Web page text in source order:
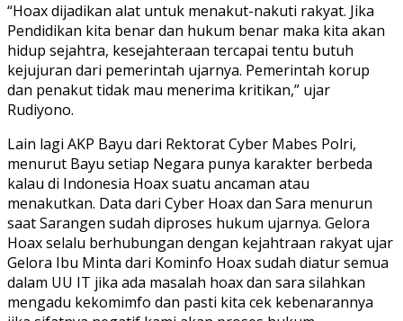
“Hoax dijadikan alat untuk menakut-nakuti rakyat. Jika
Pendidikan kita benar dan hukum benar maka kita akan
hidup sejahtra, kesejahteraan tercapai tentu butuh
kejujuran dari pemerintah ujarnya. Pemerintah korup
dan penakut tidak mau menerima kritikan,” ujar
Rudiyono.
Lain lagi AKP Bayu dari Rektorat Cyber Mabes Polri,
menurut Bayu setiap Negara punya karakter berbeda
kalau di Indonesia Hoax suatu ancaman atau
menakutkan. Data dari Cyber Hoax dan Sara menurun
saat Sarangen sudah diproses hukum ujarnya. Gelora
Hoax selalu berhubungan dengan kejahtraan rakyat ujar
Gelora Ibu Minta dari Kominfo Hoax sudah diatur semua
dalam UU IT jika ada masalah hoax dan sara silahkan
mengadu kekomimfo dan pasti kita cek kebenarannya